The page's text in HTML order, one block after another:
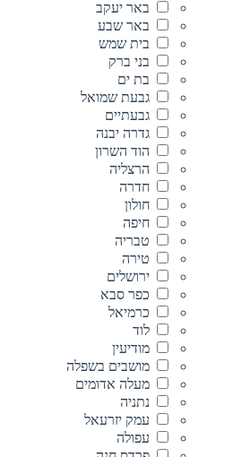
באר יעקב
באר שבע
בית שמש
בני ברק
בת ים
גבעת שמואל
גבעתיים
גדרה יבנה
הוד השרון
הרצליה
חדרה
חולון
חיפה
טבריה
טירה
ירושלים
כפר סבא
כרמיאל
לוד
מודיעין
מושבים בשפלה
מעלה אדומים
נתניה
עמק יזרעאל
עפולה